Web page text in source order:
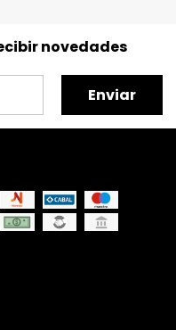
novedades
Enviar